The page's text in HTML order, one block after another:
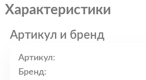
Характеристики
Артикул и бренд
Артикул:
Бренд: